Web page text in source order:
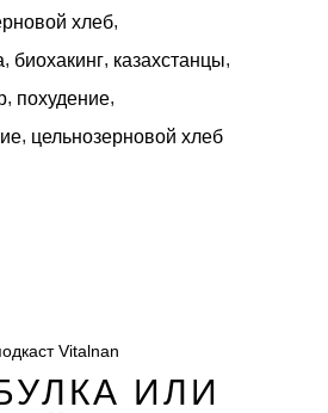
хлеб,
, биохакинг, казахстанцы,
, похудение,
, цельнозерновой хлеб
Vitalnan
ИЛИ